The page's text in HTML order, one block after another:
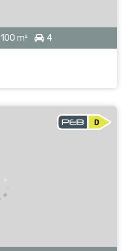
100 m² 4